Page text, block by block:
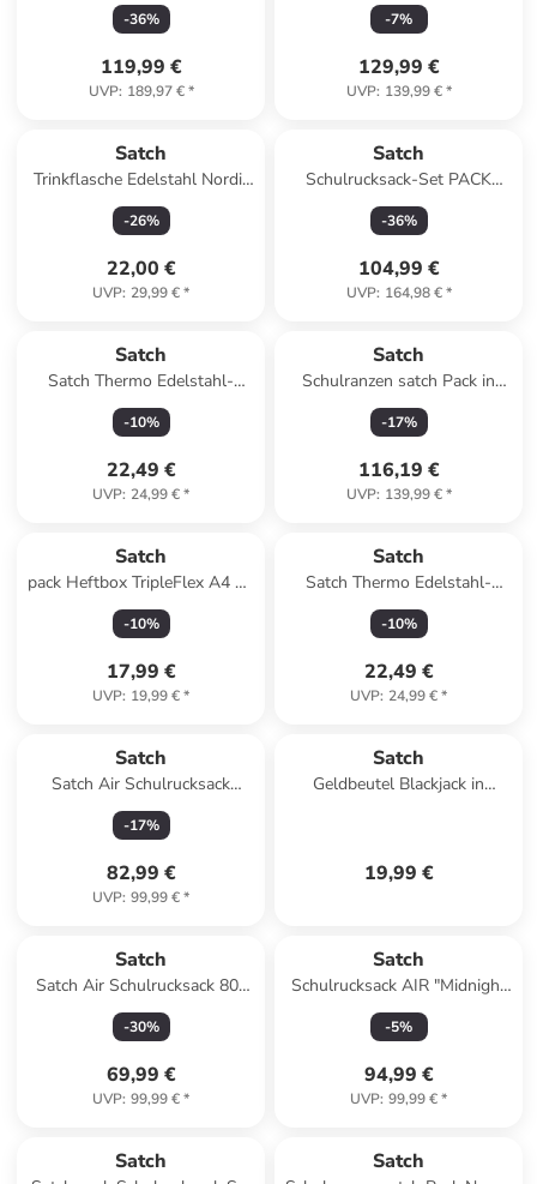
-36%
119,99 €
UVP: 189,97 €*
-7%
129,99 €
UVP: 139,99 €*
Satch
Trinkflasche Edelstahl Nordic
Coral in orange
-26%
22,00 €
UVP: 29,99 €*
Satch
Schulrucksack-Set PACK
"Pink Phantom" 2-teilig in
Blau/Pink
-36%
104,99 €
UVP: 164,98 €*
Satch
Satch Thermo Edelstahl-
Trinkflasche red steel
-10%
22,49 €
UVP: 24,99 €*
Satch
Schulranzen satch Pack in
Mystic Nights
-17%
116,19 €
UVP: 139,99 €*
Satch
pack Heftbox TripleFlex A4 24
cm in rose
-10%
17,99 €
UVP: 19,99 €*
Satch
Satch Thermo Edelstahl-
Trinkflasche black steel
-10%
22,49 €
UVP: 24,99 €*
Satch
Satch Air Schulrucksack
Midnight Jungle
-17%
82,99 €
UVP: 99,99 €*
Satch
Geldbeutel Blackjack in
19,99 €
Satch
Satch Air Schulrucksack 80s
Dance
-30%
69,99 €
UVP: 99,99 €*
Satch
Schulrucksack AIR "Midnight
Jungle" in Schwarz
-5%
94,99 €
UVP: 99,99 €*
Satch Satch